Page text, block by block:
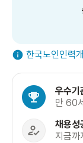
한국노인인력
우수기
만 60
채용성
지금까